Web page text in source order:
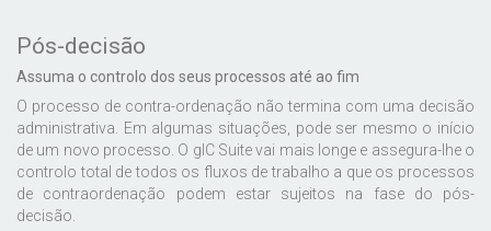
Pós-decisão
Assuma o controlo dos seus processos até ao fim
O processo de contra-ordenação não termina com uma decisão
administrativa. Em algumas situações, pode ser mesmo o início
de um novo processo. O gIC Suite vai mais longe e assegura-lhe o
controlo total de todos os fluxos de trabalho a que os processos
de contraordenação podem estar sujeitos na fase do pós-
decisão.